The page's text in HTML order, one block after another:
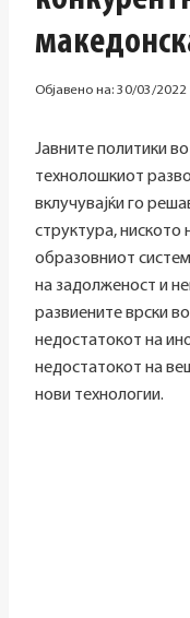
Објавено на: 30/03/2022
Јавните политики
технолошкиот
вклучувајќи го
структура, ниското
образовниот
на задолженост и
развиените врски
недостатокот на
недостатокот на
нови технологии.